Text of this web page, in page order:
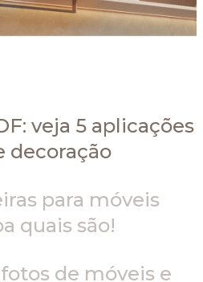
veja 5 aplicações
decoração
para móveis
quais são!
de móveis e